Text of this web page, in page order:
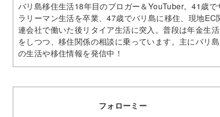
バリ島移住生活18年目のブロガー＆YouTuber。41歳で
ラリーマン生活を卒業、47歳でバリ島に移住、現地EC
連会社で働いた後リタイア生活に突入。普段は年金生活
をしつつ、移住関係の相談に乗っています。主にバリ島
の生活や移住情報を発信中！
フォローミー